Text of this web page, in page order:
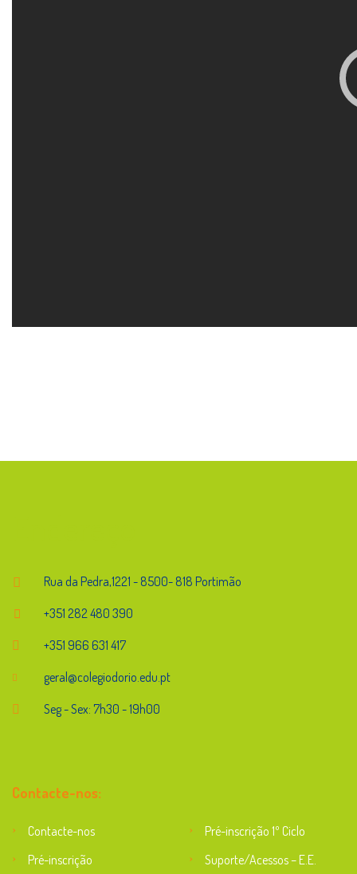
Rua da Pedra,1221 - 8500- 818 Portimão
+351 282 480 390
+351 966 631 417
geral@colegiodorio.edu.pt
Seg - Sex: 7h30 - 19h00
Contacte-nos:
Contacte-nos
Pré-inscrição 1º Ciclo
Pré-inscrição
Suporte/Acessos – E.E.